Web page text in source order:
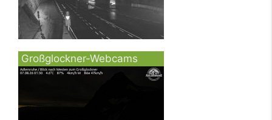
Großglockner-Webcams